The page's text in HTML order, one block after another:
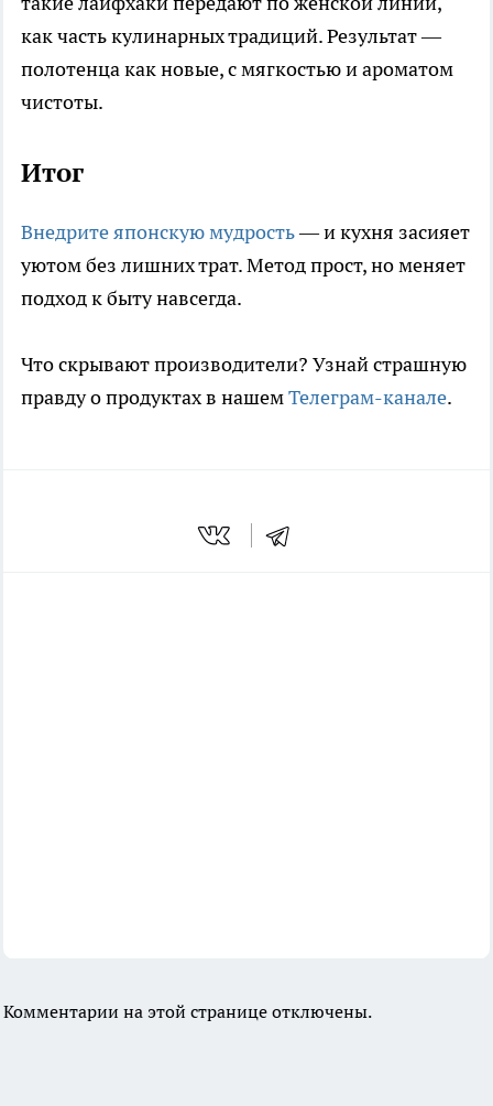
как часть кулинарных традиций. Результат —
полотенца как новые, с мягкостью и ароматом
чистоты.
Итог
Внедрите японскую мудрость— и кухня засияет
уютом без лишних трат. Метод прост, но меняет
подход к быту навсегда.
Что скрывают производители? Узнай страшную
правду о продуктах в нашемТелеграм-канале.
Комментарии на этой странице отключены.